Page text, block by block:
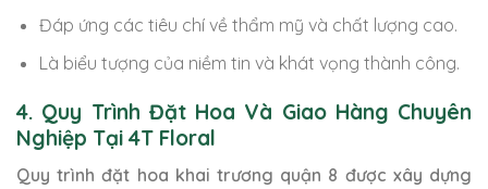
Đáp ứng các tiêu chí về thẩm mỹ và chất lượng cao.
Là biểu tượng của niềm tin và khát vọng thành công.
4. Quy Trình Đặt Hoa Và Giao Hàng Chuyên
Nghiệp Tại 4T Floral
Quy trình đặt hoa khai trương quận 8 được xây dựng